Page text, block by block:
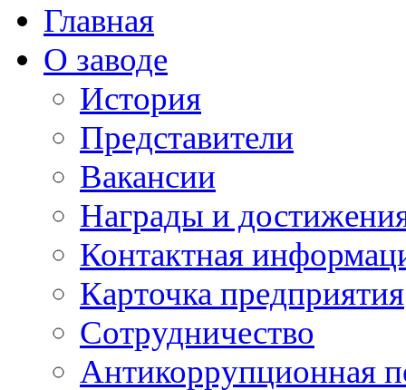
Главная
О заводе
История
Представители
Вакансии
Награды и
Контактная
Карточка предприятия
Сотрудничество
Антикоррупционная